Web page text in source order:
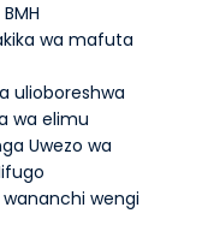
wa mafuta
ulioboreshwa
wa elimu
Uwezo wa
wengi